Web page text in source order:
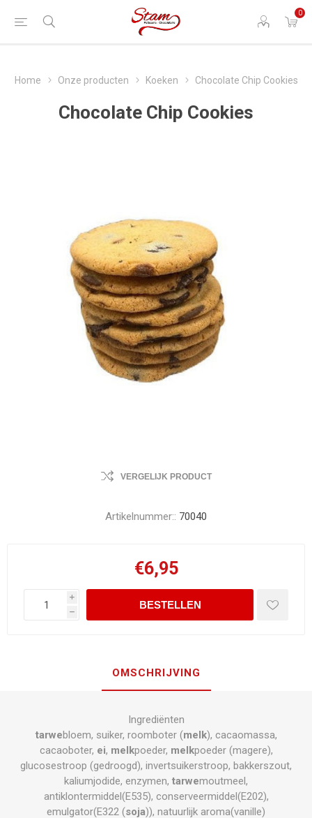
0
Home Onze producten Koeken Chocolate Chip Cookies
Chocolate Chip Cookies
VERGELIJK PRODUCT
Artikelnummer:: 70040
€6,95
i
h
OMSCHRIJVING
Ingrediënten
tarwebloem, suiker, roomboter (melk), cacaomassa,
cacaoboter, ei, melkpoeder, melkpoeder (magere),
glucosestroop (gedroogd), invertsuikerstroop, bakkerszout,
kaliumjodide, enzymen, tarwemoutmeel,
antiklontermiddel(E535), conserveermiddel(E202),
emulgator(E322 (soja)), natuurlijk aroma(vanille)